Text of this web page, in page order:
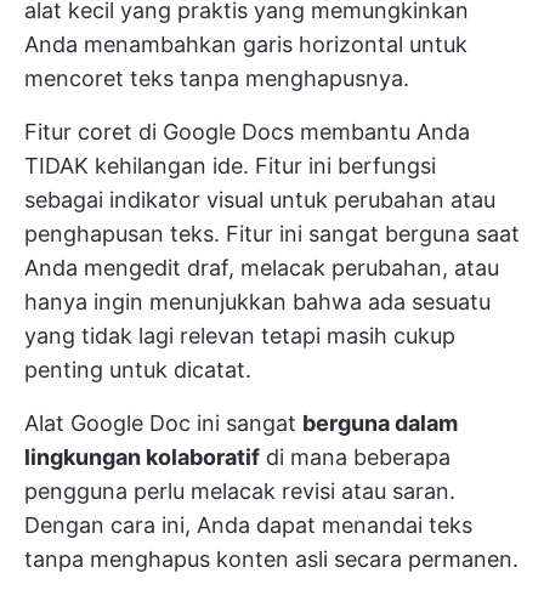
alat kecil yang praktis yang memungkinkan
Anda menambahkan garis horizontal untuk
mencoret teks tanpa menghapusnya.
Fitur coret di Google Docs membantu Anda
TIDAK kehilangan ide. Fitur ini berfungsi
sebagai indikator visual untuk perubahan atau
penghapusan teks. Fitur ini sangat berguna saat
Anda mengedit draf, melacak perubahan, atau
hanya ingin menunjukkan bahwa ada sesuatu
yang tidak lagi relevan tetapi masih cukup
penting untuk dicatat.
Alat Google Doc ini sangat berguna dalam
lingkungan kolaboratif di mana beberapa
pengguna perlu melacak revisi atau saran.
Dengan cara ini, Anda dapat menandai teks
tanpa menghapus konten asli secara permanen.